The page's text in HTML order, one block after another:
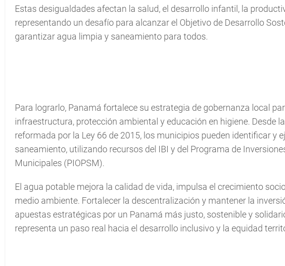
Estas desigualdades afectan la salud, el desarrollo infantil, la
representando un desafío para alcanzar el Objetivo de Desarrollo
garantizar agua limpia y saneamiento para todos.
Para lograrlo, Panamá fortalece su estrategia de gobernanza local
infraestructura, protección ambiental y educación en higiene. Desde
reformada por la Ley 66 de 2015, los municipios pueden identificar y
saneamiento, utilizando recursos del IBI y del Programa de
Municipales (PIOPSM).
El agua potable mejora la calidad de vida, impulsa el crecimiento
medio ambiente. Fortalecer la descentralización y mantener la
apuestas estratégicas por un Panamá más justo, sostenible y
representa un paso real hacia el desarrollo inclusivo y la equidad